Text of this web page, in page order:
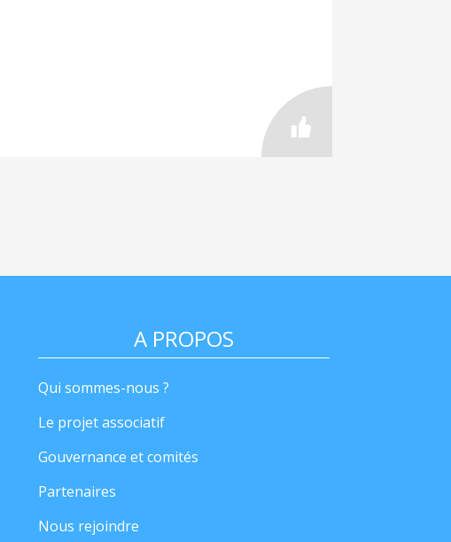
A PROPOS
Qui sommes-nous ?
Le projet associatif
Gouvernance et comités
Partenaires
Nous rejoindre